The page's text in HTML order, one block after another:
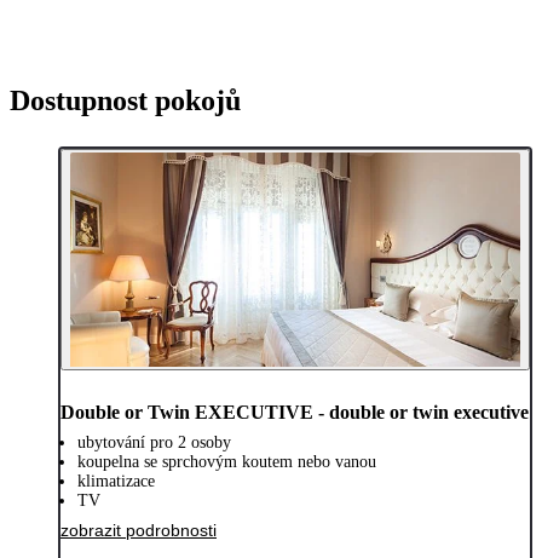
Dostupnost pokojů
Double or Twin EXECUTIVE - double or twin executive
ubytování pro 2 osoby
koupelna se sprchovým koutem nebo vanou
klimatizace
TV
zobrazit podrobnosti